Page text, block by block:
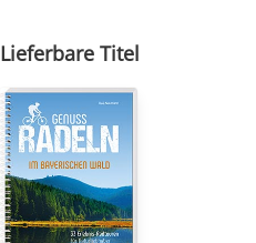
Lieferbare Titel